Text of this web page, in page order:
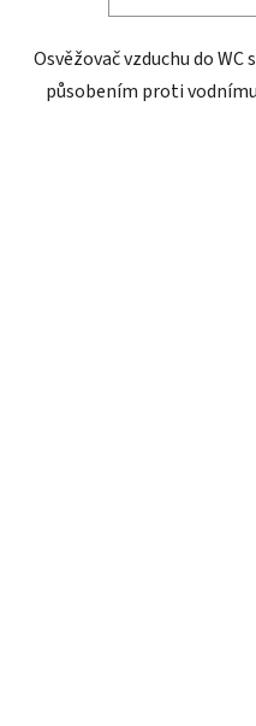
Osvěžovač vzduchu do WC
působením proti